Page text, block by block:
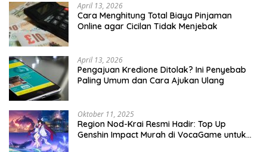
April 13, 2026
Cara Menghitung Total Biaya Pinjaman
Online agar Cicilan Tidak Menjebak
April 13, 2026
Pengajuan Kredione Ditolak? Ini Penyebab
Paling Umum dan Cara Ajukan Ulang
Oktober 11, 2025
Region Nod-Krai Resmi Hadir: Top Up
Genshin Impact Murah di VocaGame untuk